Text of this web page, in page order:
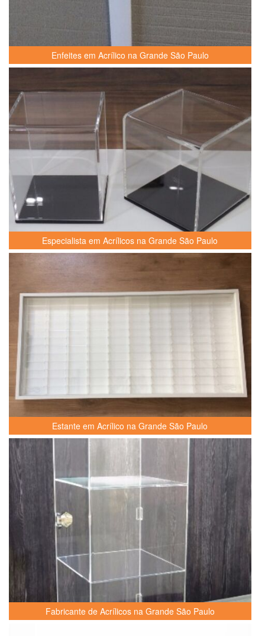
Enfeites em Acrílico na Grande São Paulo
Especialista em Acrílicos na Grande São Paulo
Estante em Acrílico na Grande São Paulo
Fabricante de Acrílicos na Grande São Paulo